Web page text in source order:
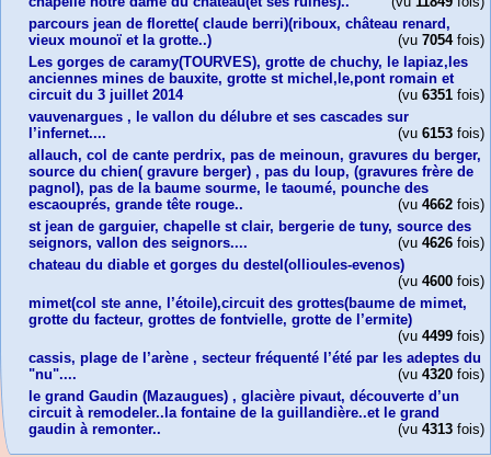
parcours jean de florette( claude berri)(riboux, château renard,
vieux mounoï et la grotte..)
(vu 7054fois)
Les gorges de caramy(TOURVES), grotte de chuchy, le lapiaz,les
anciennes mines de bauxite, grotte st michel,le,pont romain et
circuit du 3 juillet 2014
(vu 6351 fois)
vauvenargues , le vallon du délubre et ses cascades sur
l’infernet....
(vu 6153 fois)
allauch, col de cante perdrix, pas de meinoun, gravures du berger,
source du chien( gravure berger) , pas du loup, (gravures frère de
pagnol), pas de la baume sourme, le taoumé, pounche des
escaouprés, grande tête rouge..
(vu 4662 fois)
st jean de garguier, chapelle st clair, bergerie de tuny, source des
seignors, vallon des seignors....
(vu 4626 fois)
chateau du diable et gorges du destel(ollioules-evenos)
(vu 4600 fois)
mimet(col ste anne, l’étoile),circuit des grottes(baume de mimet,
grotte du facteur, grottes de fontvielle, grotte de l’ermite)
(vu 4499 fois)
cassis, plage de l’arène , secteur fréquenté l’été par les adeptes du
"nu"....
(vu 4320 fois)
le grand Gaudin (Mazaugues) , glacière pivaut, découverte d’un
circuit à remodeler..la fontaine de la guillandière..et le grand
gaudin à remonter..
(vu 4313 fois)